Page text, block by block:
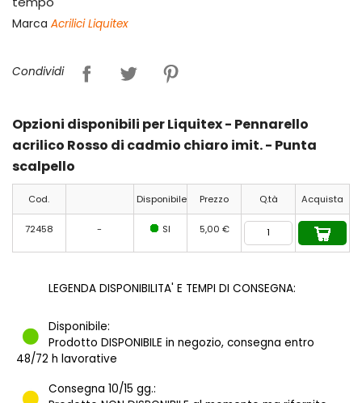
Marca Acrilici Liquitex
Condividi
Opzioni disponibili per Liquitex - Pennarello
acrilico Rosso di cadmio chiaro imit. - Punta
scalpello
Cod. Disponibile Prezzo Q.tà Acquista
72458 - SI 5,00 €
LEGENDA DISPONIBILITA' E TEMPI DI CONSEGNA:
Disponibile:
Prodotto DISPONIBILE in negozio, consegna entro
48/72 h lavorative
Consegna 10/15 gg.: